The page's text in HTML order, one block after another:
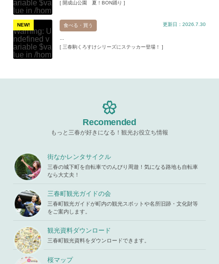
p-content/t
hemes/mih
aru/templat
e-parts/pic
up.phpon l
ine19
Warning: A
parts/picu
p.phpon li
ne19
ariable $va
lue in /hom
e/xs11945
9/miharuko
ma.com/pu
blic_html/w
p-content/t
hemes/mih
up.phpon l
iharukoma.
com/public
_html/wp-c
ontent/the
mes/mihar
u/template-
parts/picu
p.phpon li
ne19
[ 開成山公園 夏！BON踊り ]
NEW!
Warning: U
ndefined v
ariable $va
lue in /hom
ma.com/pu
ttempt to re
ad property
"ID" on null
in/home/x
iharukoma.
com/public
_html/wp-c
ontent/the
mes/mihar
u/template-
parts/picu
p.phpon li
ne 19
食べる・買う
...
[ 三春駒くろすけシリーズにステッカー登場！ ]
更新日：2026.7.30
Recomended
もっと三春が好きになる！観光お役立ち情報
街なかレンタサイクル
三春の城下町を自転車でのんびり周遊！気になる路地も自転車
なら大丈夫！
三春町観光ガイドの会
三春町観光ガイドが町内の観光スポットや名所旧跡・文化財等
をご案内します。
観光資料ダウンロード
三春町観光資料をダウンロードできます。
桜マップ